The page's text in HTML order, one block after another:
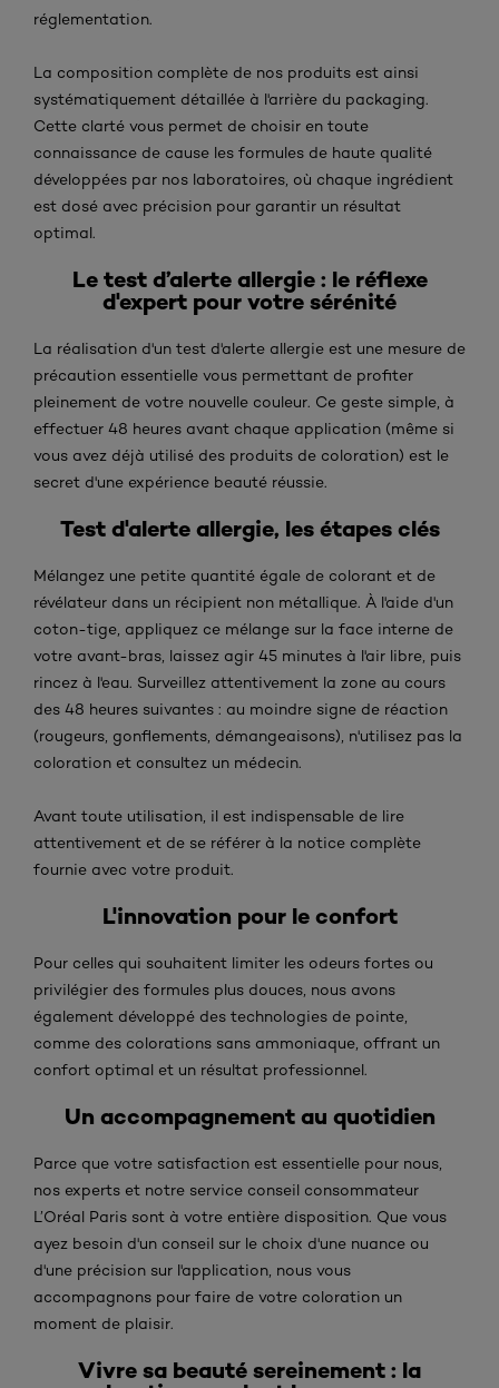
réglementation.
La composition complète de nos produits est ainsi
systématiquement détaillée à l'arrière du packaging.
Cette clarté vous permet de choisir en toute
connaissance de cause les formules de haute qualité
développées par nos laboratoires, où chaque ingrédient
est dosé avec précision pour garantir un résultat
optimal.
Le test d’alerte allergie : le réflexe
d'expert pour votre sérénité
La réalisation d'un test d'alerte allergie est une mesure de
précaution essentielle vous permettant de profiter
pleinement de votre nouvelle couleur. Ce geste simple, à
effectuer 48 heures avant chaque application (même si
vous avez déjà utilisé des produits de coloration) est le
secret d'une expérience beauté réussie.
Test d'alerte allergie, les étapes clés
Mélangez une petite quantité égale de colorant et de
révélateur dans un récipient non métallique. À l'aide d'un
coton-tige, appliquez ce mélange sur la face interne de
votre avant-bras, laissez agir 45 minutes à l'air libre, puis
rincez à l'eau. Surveillez attentivement la zone au cours
des 48 heures suivantes : au moindre signe de réaction
(rougeurs, gonflements, démangeaisons), n'utilisez pas la
coloration et consultez un médecin.
Avant toute utilisation, il est indispensable de lire
attentivement et de se référer à la notice complète
fournie avec votre produit.
L'innovation pour le confort
Pour celles qui souhaitent limiter les odeurs fortes ou
privilégier des formules plus douces, nous avons
également développé des technologies de pointe,
comme des colorations sans ammoniaque, offrant un
confort optimal et un résultat professionnel.
Un accompagnement au quotidien
Parce que votre satisfaction est essentielle pour nous,
nos experts et notre service conseil consommateur
L’Oréal Paris sont à votre entière disposition. Que vous
ayez besoin d'un conseil sur le choix d'une nuance ou
d'une précision sur l'application, nous vous
accompagnons pour faire de votre coloration un
moment de plaisir.
Vivre sa beauté sereinement : la